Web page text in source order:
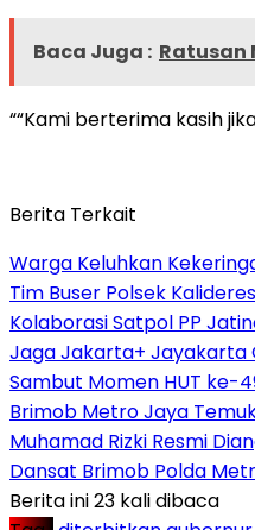
Baca Juga : Ratusan
““Kami berterima kasih
Berita Terkait
Warga Keluhkan
Tim Buser Polsek
Kolaborasi Satpol PP
Jaga Jakarta+ Jayakarta
Sambut Momen HUT ke-
Brimob Metro Jaya
Muhamad Rizki Resmi
Dansat Brimob Polda
Berita ini 23 kali dibaca